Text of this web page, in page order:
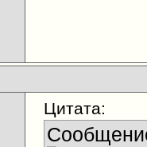
Цитата: